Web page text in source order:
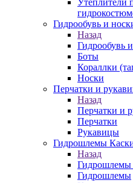
Утеплители
Гидрообувь и
Назад
Гидрообувь
Боты
Кораллки
Носки
Перчатки и
Назад
Перчатки и
Перчатки
Рукавицы
Гидрошлемы
Назад
Гидрошлемы